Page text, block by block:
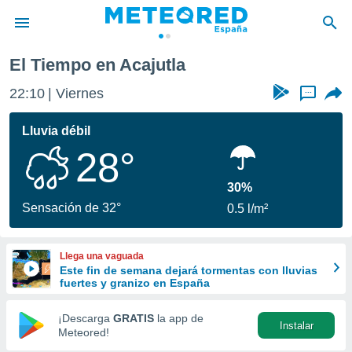
de
por
se
calidad.
a este
las
y
forma
digital
basada
El Tiempo en Acajutla
22:10 Viernes ...
Lluvia débil
28°
Sensación de 32°
30%
0.5 l/m²
Llega una vaguada
Este fin de semana dejará tormentas con lluvias
fuertes y granizo en España
¡Descarga GRATIS la app de
Meteored!
Instalar